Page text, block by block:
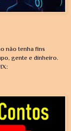
não tenha fins
gente e dinheiro.